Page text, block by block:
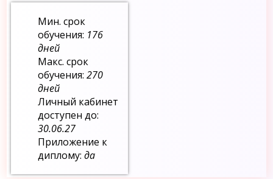
Мин. срок
обучения: 176
дней
Макс. срок
обучения:270
дней
Личный кабинет
доступен до:
30.06.27
Приложение к
диплому:да